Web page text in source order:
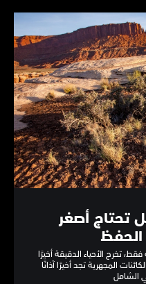
تحتاج أصغر
تخرج الأحياء الدقيقة أخيرًا
المجهرية تجد أخيرًا آذانًا
الشامل